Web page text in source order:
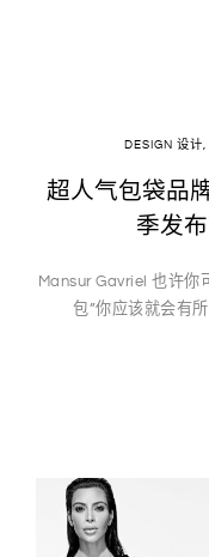
DESIGN 设计
超人气包袋品
季发
Mansur Gavriel 也许你
包”你应该就会有